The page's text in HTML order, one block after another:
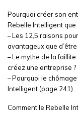
Pourquoi créer son
Rebelle Intelligent que
– Les 12,5 raisons
avantageux que
– Le mythe de la
créez une entreprise ?
– Pourquoi le
Intelligent (page 241)
Comment le Rebelle